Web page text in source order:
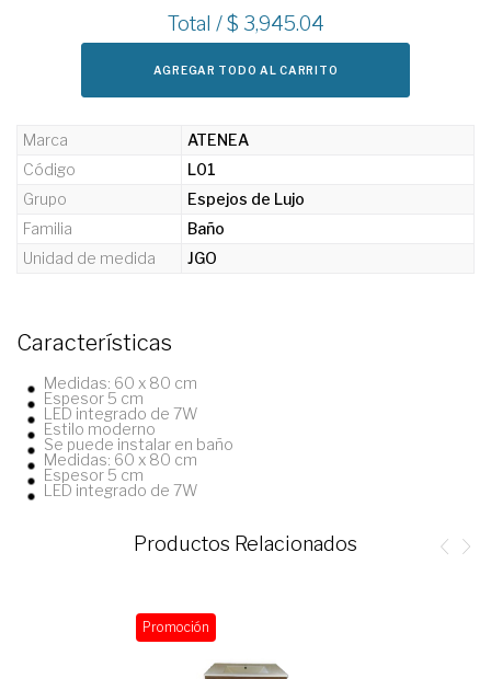
Total / $ 3,945.04
AGREGAR TODO AL CARRITO
Marca
ATENEA
Código
L01
Grupo
Espejos de Lujo
Familia
Baño
Unidad de medida
JGO
Características
Medidas: 60 x 80 cm
Espesor 5 cm
LED integrado de 7W
Estilo moderno
Se puede instalar en baño
Medidas: 60 x 80 cm
Espesor 5 cm
LED integrado de 7W
Productos Relacionados
Promoción